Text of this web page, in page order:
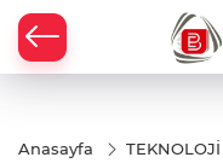
Anasayfa TEKNOLOJİ